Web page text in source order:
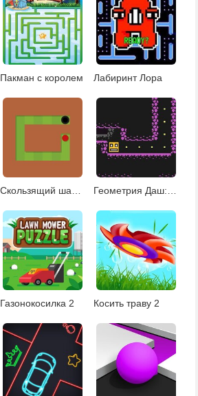
Пакман с королем Лабиринт Лора
Газонокосилка 2 Косить траву 2